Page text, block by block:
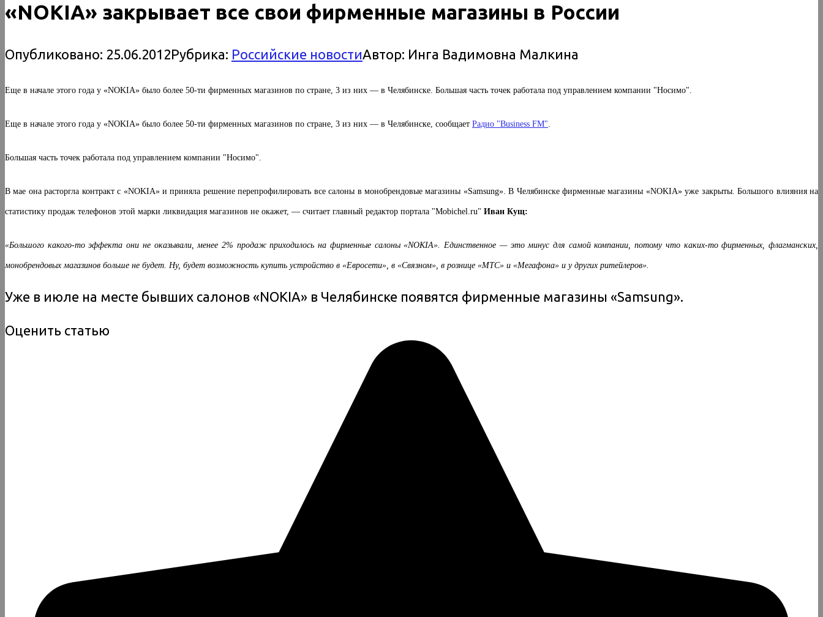
«NOKIA» закрывает все свои фирменные магазины в России
Опубликовано: 25.06.2012Рубрика: Российские новостиАвтор: Инга Вадимовна Малкина
Еще в начале этого года у «NOKIA» было более 50-ти фирменных магазинов по стране, 3 из них — в Челябинске. Большая часть точек работала под управлением компании "Носимо".
Еще в начале этого года у «NOKIA» было более 50-ти фирменных магазинов по стране, 3 из них — в Челябинске, сообщает Радио "Business FM"
Большая часть точек работала под управлением компании "Носимо".
В мае она расторгла контракт с «NOKIA» и приняла решение перепрофилировать все салоны в монобрендовые магазины «Samsung». В Челябинске фирменные магазины «NOKIA» уже закрыты. Большого влияния на
статистику продаж телефонов этой марки ликвидация магазинов не окажет, — считает главный редактор портала "Мobichel.ru" Иван Кущ:
«Большого какого-то эффекта они не оказывали, менее 2% продаж приходилось на фирменные салоны «NOKIA». Единственное — это минус для самой компании, потому что каких-то фирменных, флагманских,
монобрендовых магазинов больше не будет. Ну, будет возможность купить устройство в «Евросети», в «Связном», в рознице «МТС» и «Мегафона» и у других ритейлеров».
Уже в июле на месте бывших салонов «NOKIA» в Челябинске появятся фирменные магазины «Samsung».
Оценить статью